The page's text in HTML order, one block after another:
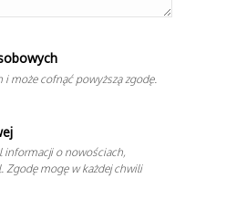
może cofnąć powyższą zgodę.
informacji o nowościach,
Zgodę mogę w każdej chwili